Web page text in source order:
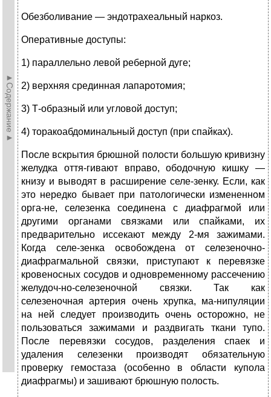
►Содержание►
Обезболивание — эндотрахеальный наркоз.
Оперативные доступы:
1) параллельно левой реберной дуге;
2) верхняя срединная лапаротомия;
3) Т-образный или угловой доступ;
4) торакоабдоминальный доступ (при спайках).
После вскрытия брюшной полости большую кривизну
желудка оття-гивают вправо, ободочную кишку —
книзу и выводят в расширение селе-зенку. Если, как
это нередко бывает при патологически измененном
орга-не, селезенка соединена с диафрагмой или
другими органами связками или спайками, их
предварительно иссекают между 2-мя зажимами.
Когда селе-зенка освобождена от селезеночно-
диафрагмальной связки, приступают к перевязке
кровеносных сосудов и одновременному рассечению
желудоч-но-селезеночной связки. Так как
селезеночная артерия очень хрупка, ма-нипуляции
на ней следует производить очень осторожно, не
пользоваться зажимами и раздвигать ткани тупо.
После перевязки сосудов, разделения спаек и
удаления селезенки производят обязательную
проверку гемостаза (особенно в области купола
диафрагмы) и зашивают брюшную полость.